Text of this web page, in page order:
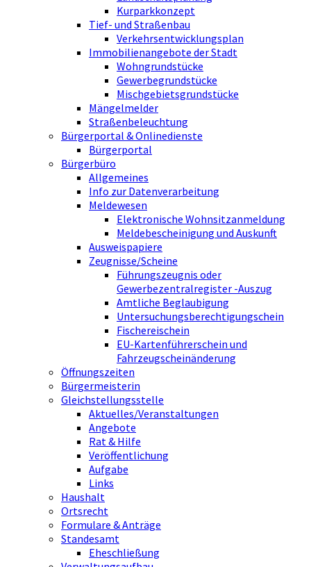
Kurparkkonzept
Tief- und Straßenbau
Verkehrsentwicklungsplan
Immobilienangebote der Stadt
Wohngrundstücke
Gewerbegrundstücke
Mischgebietsgrundstücke
Mängelmelder
Straßenbeleuchtung
Bürgerportal & Onlinedienste
Bürgerportal
Bürgerbüro
Allgemeines
Info zur Datenverarbeitung
Meldewesen
Elektronische Wohnsitzanmeldung
Meldebescheinigung und Auskunft
Ausweispapiere
Zeugnisse/Scheine
Führungszeugnis oder
Gewerbezentralregister -Auszug
Amtliche Beglaubigung
Untersuchungsberechtigungschein
Fischereischein
EU-Kartenführerschein und
Fahrzeugscheinänderung
Öffnungszeiten
Bürgermeisterin
Gleichstellungsstelle
Aktuelles/Veranstaltungen
Angebote
Rat & Hilfe
Veröffentlichung
Aufgabe
Links
Haushalt
Ortsrecht
Formulare & Anträge
Standesamt
Eheschließung